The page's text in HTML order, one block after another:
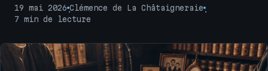
TECH
19 mai 2026
·
Clémence de La Châtaigneraie
·
7 min de lecture